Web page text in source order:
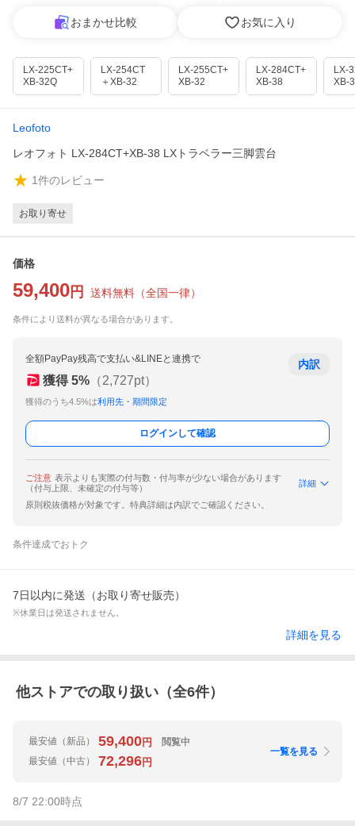
おまかせ比較 お気に入り
LX-225CT+
XB-32Q
LX-254CT
＋XB-32
LX-255CT+
XB-32
LX-284CT+
XB-38
LX-
XB-
Leofoto
レオフォト LX-284CT+XB-38 LXトラベラー三脚雲台
1件のレビュー
お取り寄せ
価格
59,400 円 送料無料 （全国一律）
条件により送料が異なる場合があります。
全額PayPay残高で支払い&LINEと連携で
獲得 5% （2,727pt）
獲得のうち4.5%は利用先・期間限定
内訳
ログインして確認
ご注意 表示よりも実際の付与数・付与率が少ない場合があります
（付与上限、未確定の付与等）
詳細
原則税抜価格が対象です。特典詳細は内訳でご確認ください。
条件達成でおトク
7日以内に発送（お取り寄せ販売）
※休業日は発送されません。
詳細を見る
他ストアでの取り扱い（全6件）
最安値 （新品） 59,400円
閲覧中
最安値 （中古） 72,296円
一覧を見る
8/7 22:00時点